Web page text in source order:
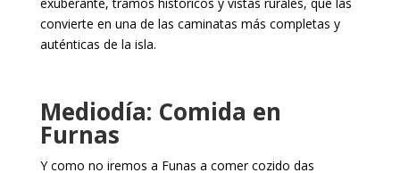
convierte en una de las caminatas más completas y
auténticas de la isla.
Mediodía: Comida en
Furnas
Y como no iremos a Funas a comer cozido das